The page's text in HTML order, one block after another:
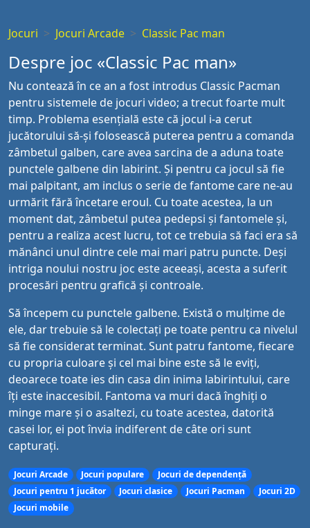
Jocuri Jocuri Arcade Classic Pac man
Despre joc «Classic Pac man»
Nu contează în ce an a fost introdus Classic Pacman
pentru sistemele de jocuri video; a trecut foarte mult
timp. Problema esențială este că jocul i-a cerut
jucătorului să-și folosească puterea pentru a comanda
zâmbetul galben, care avea sarcina de a aduna toate
punctele galbene din labirint. Și pentru ca jocul să fie
mai palpitant, am inclus o serie de fantome care ne-au
urmărit fără încetare eroul. Cu toate acestea, la un
moment dat, zâmbetul putea pedepsi și fantomele și,
pentru a realiza acest lucru, tot ce trebuia să faci era să
mănânci unul dintre cele mai mari patru puncte. Deși
intriga noului nostru joc este aceeași, acesta a suferit
procesări pentru grafică și controale.
Să începem cu punctele galbene. Există o mulțime de
ele, dar trebuie să le colectați pe toate pentru ca nivelul
să fie considerat terminat. Sunt patru fantome, fiecare
cu propria culoare și cel mai bine este să le eviți,
deoarece toate ies din casa din inima labirintului, care
îți este inaccesibil. Fantoma va muri dacă înghiți o
minge mare și o asaltezi, cu toate acestea, datorită
casei lor, ei pot învia indiferent de câte ori sunt
capturați.
Jocuri Arcade Jocuri populare
Jocuri de dependență
Jocuri pentru 1 jucător
Jocuri clasice Jocuri Pacman
Jocuri 2D
Jocuri mobile